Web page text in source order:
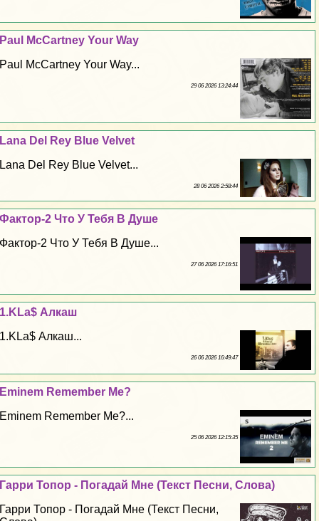
Paul McCartney Your Way
Paul McCartney Your Way...
29 06 2026 13:24:44
Lana Del Rey Blue Velvet
Lana Del Rey Blue Velvet...
28 06 2026 2:58:44
Фактор-2 Что У Тебя В Душе
Фактор-2 Что У Тебя В Душе...
27 06 2026 17:16:51
1.KLa$ Алкаш
1.KLa$ Алкаш...
26 06 2026 16:49:47
Eminem Remember Me?
Eminem Remember Me?...
25 06 2026 12:15:35
Гарри Топор - Погадай Мне (Текст Песни, Слова)
Гарри Топор - Погадай Мне (Текст Песни,